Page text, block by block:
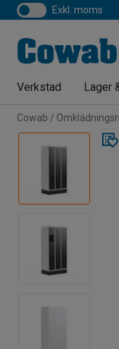
exkl. moms
Verkstad Lager
Cowab